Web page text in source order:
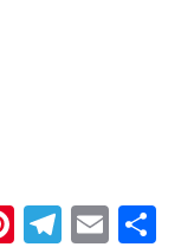
Pi
T
E